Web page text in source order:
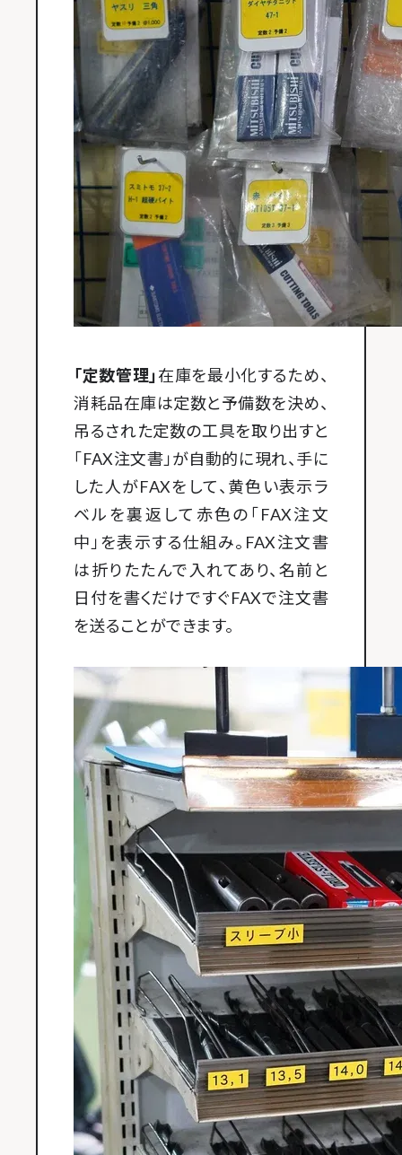
「定数管理」在庫を最小化するため、
消耗品在庫は定数と予備数を決め、
吊るされた定数の工具を取り出すと
「FAX注文書」が自動的に現れ、手に
した人がFAXをして、黄色い表示ラ
ベルを裏返して赤色の「FAX注文
中」を表示する仕組み。FAX注文書
は折りたたんで入れてあり、名前と
日付を書くだけですぐFAXで注文書
を送ることができます。